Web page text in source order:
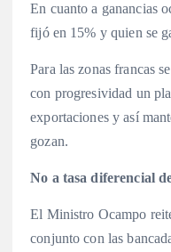
En cuanto a ganancias
fijó en 15% y quien se
Para las zonas francas
con progresividad un
exportaciones y así
gozan.
No a tasa diferencial
El Ministro Ocampo
conjunto con las